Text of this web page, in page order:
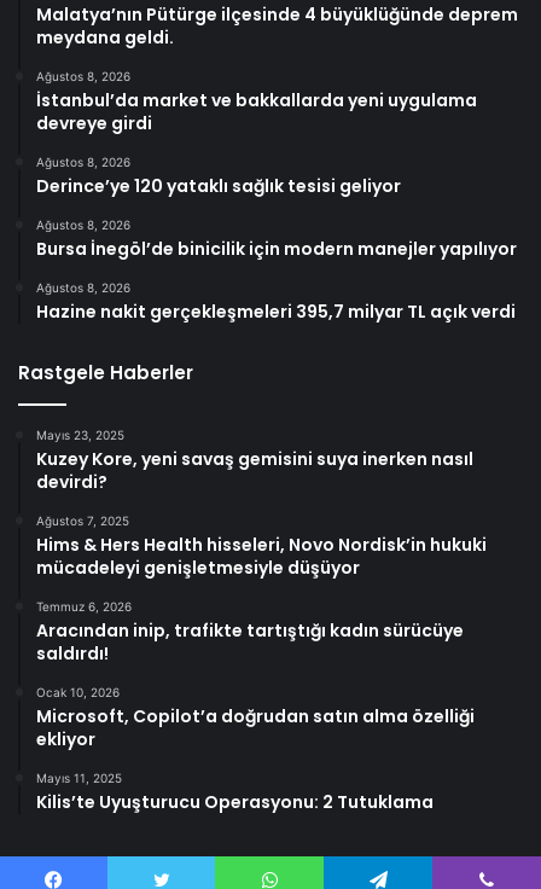
Malatya’nın Pütürge ilçesinde 4 büyüklüğünde deprem
meydana geldi.
Ağustos 8, 2026
İstanbul’da market ve bakkallarda yeni uygulama
devreye girdi
Ağustos 8, 2026
Derince’ye 120 yataklı sağlık tesisi geliyor
Ağustos 8, 2026
Bursa İnegöl’de binicilik için modern manejler yapılıyor
Ağustos 8, 2026
Hazine nakit gerçekleşmeleri 395,7 milyar TL açık verdi
Rastgele Haberler
Mayıs 23, 2025
Kuzey Kore, yeni savaş gemisini suya inerken nasıl
devirdi?
Ağustos 7, 2025
Hims & Hers Health hisseleri, Novo Nordisk’in hukuki
mücadeleyi genişletmesiyle düşüyor
Temmuz 6, 2026
Aracından inip, trafikte tartıştığı kadın sürücüye
saldırdı!
Ocak 10, 2026
Microsoft, Copilot’a doğrudan satın alma özelliği
ekliyor
Mayıs 11, 2025
Kilis’te Uyuşturucu Operasyonu: 2 Tutuklama